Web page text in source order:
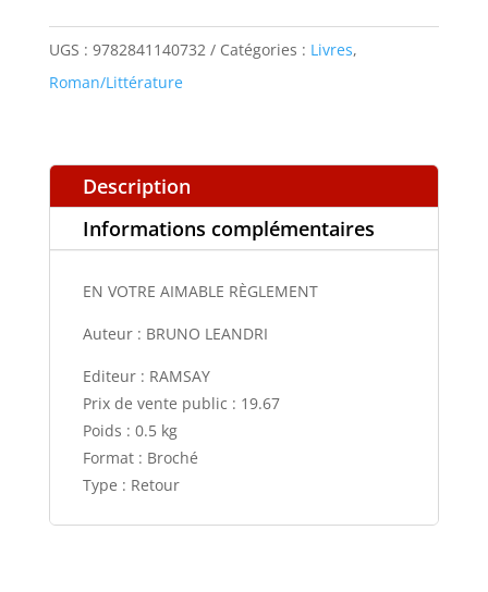
AIMABLE
RÈGLEMENT
UGS : 9782841140732 Catégories : Livres,
Roman/Littérature
Description
Informations complémentaires
EN VOTRE AIMABLE RÈGLEMENT
Auteur : BRUNO LEANDRI
Editeur : RAMSAY
Prix de vente public : 19.67
Poids : 0.5 kg
Format : Broché
Type : Retour